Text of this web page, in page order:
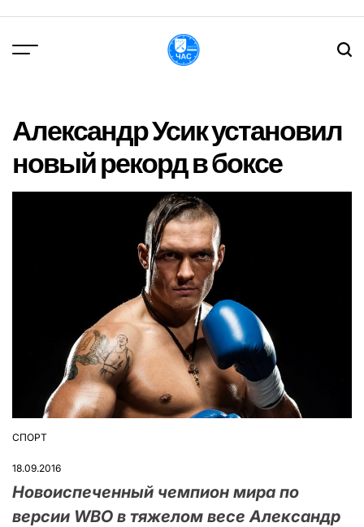
вмісту
Александр Усик установил
новый рекорд в боксе
ОПУБЛІКУВАТИ
СПОРТ
18.09.2016
Новоиспеченный чемпион мира по
версии WBO в тяжелом весе Александр